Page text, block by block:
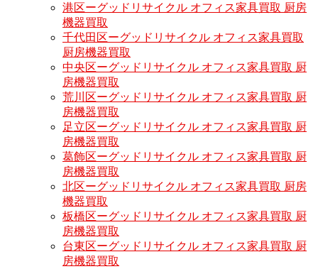
港区ーグッドリサイクル オフィス家具買取 厨房
機器買取
千代田区ーグッドリサイクル オフィス家具買取
厨房機器買取
中央区ーグッドリサイクル オフィス家具買取 厨
房機器買取
荒川区ーグッドリサイクル オフィス家具買取 厨
房機器買取
足立区ーグッドリサイクル オフィス家具買取 厨
房機器買取
葛飾区ーグッドリサイクル オフィス家具買取 厨
房機器買取
北区ーグッドリサイクル オフィス家具買取 厨房
機器買取
板橋区ーグッドリサイクル オフィス家具買取 厨
房機器買取
台東区ーグッドリサイクル オフィス家具買取 厨
房機器買取